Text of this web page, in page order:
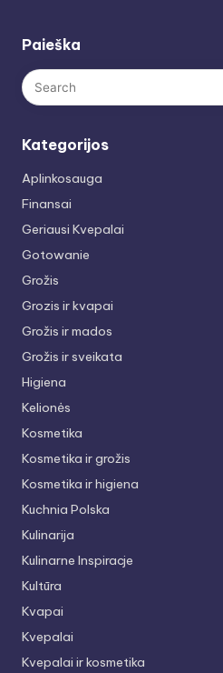
Paieška
Kategorijos
Aplinkosauga
Finansai
Geriausi Kvepalai
Gotowanie
Grožis
Grozis ir kvapai
Grožis ir mados
Grožis ir sveikata
Higiena
Kelionės
Kosmetika
Kosmetika ir grožis
Kosmetika ir higiena
Kuchnia Polska
Kulinarija
Kulinarne Inspiracje
Kultūra
Kvapai
Kvepalai
Kvepalai ir kosmetika